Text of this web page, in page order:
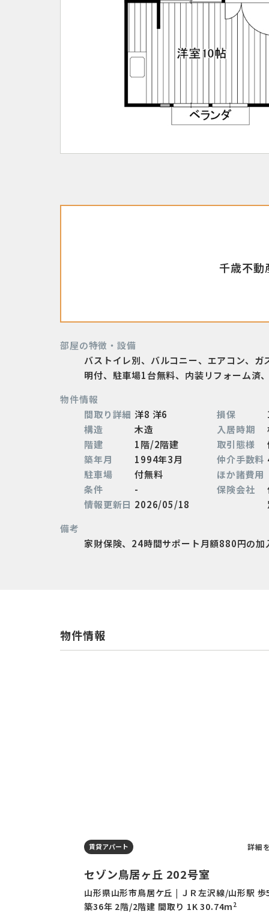
千歳不
部屋の特徴・設備
バストイレ別、バルコニー、エアコン、
明付、駐車場1台無料、内装リフォーム済
物件情報
間取り詳細 洋8 洋6
構造
木造
階建
1階/2階建
築年月
1994年3月
駐車場
付無料
条件
-
情報更新日 2026/05/18
損保
入居時期
取引態様
仲介手数料
ほか諸費用
保険会社
備考
家財保険、24時間サポート月額880円の
物件情報
賃貸アパート 詳細
セゾン鳥居ヶ丘 202号室
山形県山形市鳥居ケ丘 | ＪＲ左沢線/山形駅
築36年 2階/2階建 間取り 1K 30.74m 2